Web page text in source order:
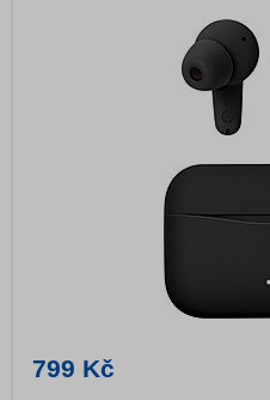
799 Kč